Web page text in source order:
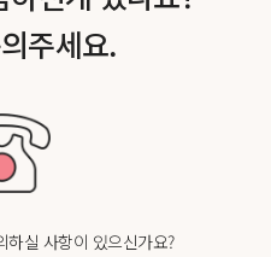
주세요.
하실 사항이 있으신가요?